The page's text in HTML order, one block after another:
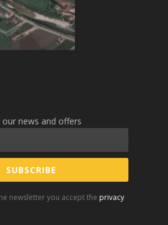
news and offers
SUBSCRIBE
newsletter you accept the privacy